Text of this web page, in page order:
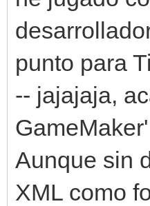
punto para
-- jajajaja,
Aunque sin
XML como